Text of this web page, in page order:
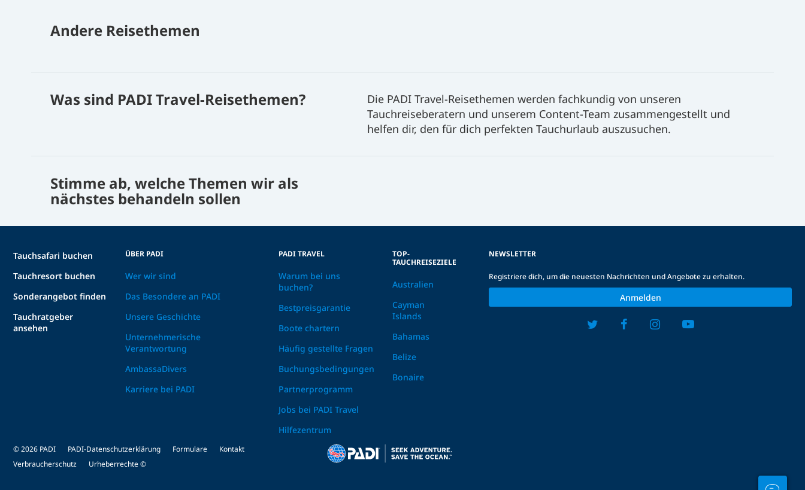
Andere Reisethemen
Was sind PADI Travel-Reisethemen?
Die PADI Travel-Reisethemen werden fachkundig von unseren
Tauchreiseberatern und unserem Content-Team zusammengestellt und
helfen dir, den für dich perfekten Tauchurlaub auszusuchen.
Stimme ab, welche Themen wir als
nächstes behandeln sollen
Tauchsafari buchen
Tauchresort buchen
Sonderangebot finden
Tauchratgeber
ansehen
ÜBER PADI
Wer wir sind
Das Besondere an PADI
Unsere Geschichte
Unternehmerische
Verantwortung
AmbassaDivers
Karriere bei PADI
PADI TRAVEL
Warum bei uns
buchen?
Bestpreisgarantie
Boote chartern
Häufig gestellte Fragen
Buchungsbedingungen
Partnerprogramm
Jobs bei PADI Travel
Hilfezentrum
TOP-
TAUCHREISEZIELE
Australien
Cayman
Islands
Bahamas
Belize
Bonaire
NEWSLETTER
Registriere dich, um die neuesten Nachrichten und Angebote zu erhalten.
Anmelden
© 2026 PADI PADI-Datenschutzerklärung Formulare
Kontakt
Verbraucherschutz
Urheberrechte ©